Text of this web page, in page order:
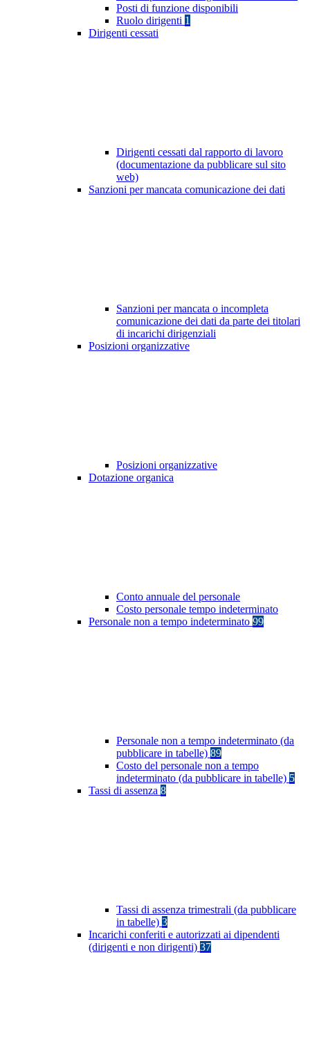
Posti di funzione disponibili
Ruolo dirigenti 1
Dirigenti cessati
Dirigenti cessati dal rapporto di lavoro
(documentazione da pubblicare sul sito
web)
Sanzioni per mancata comunicazione dei dati
Sanzioni per mancata o incompleta
comunicazione dei dati da parte dei titolari
di incarichi dirigenziali
Posizioni organizzative
Posizioni organizzative
Dotazione organica
Conto annuale del personale
Costo personale tempo indeterminato
Personale non a tempo indeterminato 99
Personale non a tempo indeterminato (da
pubblicare in tabelle) 89
Costo del personale non a tempo
indeterminato (da pubblicare in tabelle) 5
Tassi di assenza 8
Tassi di assenza trimestrali (da pubblicare
in tabelle) 3
Incarichi conferiti e autorizzati ai dipendenti
(dirigenti e non dirigenti) 37